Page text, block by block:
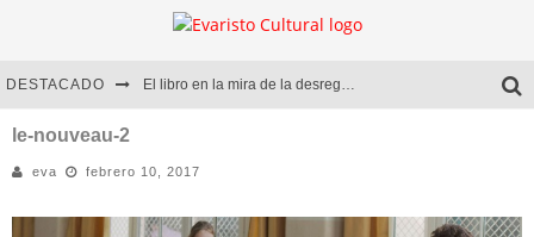
DESTACADO El libro en la mira de la desregulación
Diego Meret | Hotel Acapulco
Alejandra Correa | La nieve
le-nouveau-2
eva febrero 10, 2017